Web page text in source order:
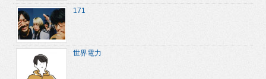
171
世界電力